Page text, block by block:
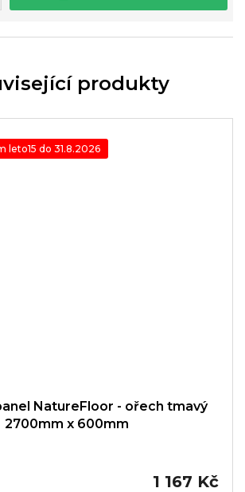
produkty
leto15 do 31.8.2026
NatureFloor - ořech tmavý
2700mm x 600mm
1 167 Kč